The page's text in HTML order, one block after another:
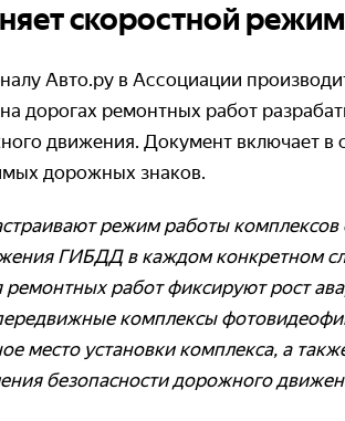
скоростной режим
Авто.ру в Ассоциации
дорогах ремонтных работ
движения. Документ включает в
дорожных знаков.
режим работы
ГИБДД в каждом конкретном
ремонтных работ фиксируют рост
комплексы
место установки комплекса, а
безопасности дорожного